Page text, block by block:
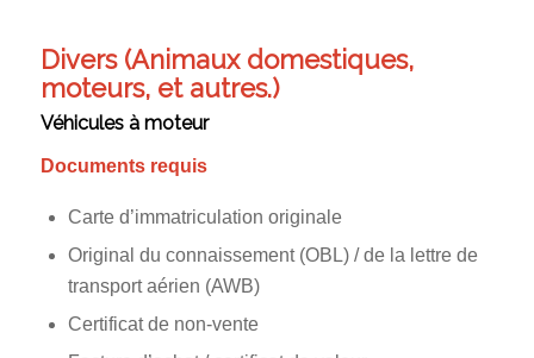
Divers (Animaux domestiques,
moteurs, et autres.)
Véhicules à moteur
Documents requis
Carte d’immatriculation originale
Original du connaissement (OBL) / de la lettre de
transport aérien (AWB)
Certificat de non-vente